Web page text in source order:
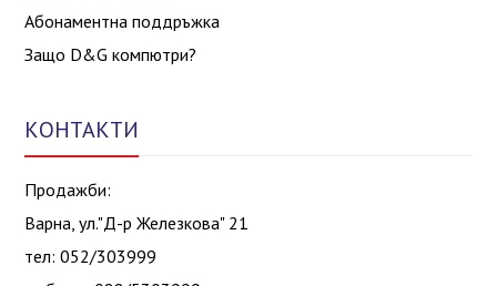
Абонаментна поддръжка
Защо D&G компютри?
КОНТАКТИ
Продажби:
Варна, ул."Д-р Железкова" 21
тел: 052/303999